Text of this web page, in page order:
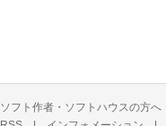
ソフト作者・ソフトハウスの方へ